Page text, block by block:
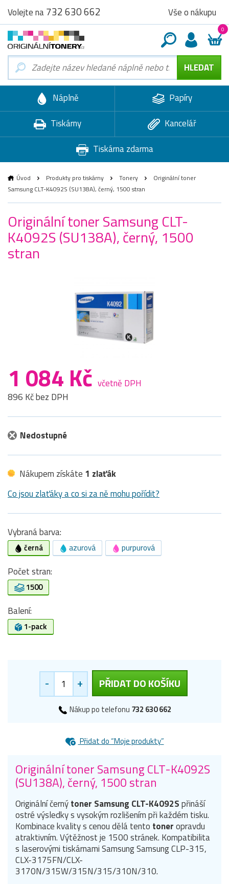
Volejte na732 630 662 Vše o nákupu
0
Náplně
Papíry
Tiskárny
Kancelář
Tiskárna zdarma
Úvod Produkty pro tiskárny Tonery
Originální toner
Samsung CLT-K4092S (SU138A), černý, 1500 stran
Originální toner Samsung CLT-
K4092S (SU138A), černý, 1500
stran
1 084 Kč včetně DPH
896 Kč bez DPH
Nedostupné
Nákupem získáte 1 zlaťák
Co jsou zlaťáky a co si za ně mohu pořídit?
Vybraná barva:
černá azurová purpurová
Počet stran:
1500
Balení:
1-pack
- + PŘIDAT DO KOŠÍKU
Nákup po telefonu 732 630 662
Přidat do “Moje produkty”
Originální toner Samsung CLT-K4092S
(SU138A), černý, 1500 stran
Originální černýtoner Samsung CLT-K4092Spřináší
ostré výsledky s vysokým rozlišením při každém tisku.
Kombinace kvality s cenou dělá tento toneropravdu
atraktivním. Výtěžnost je 1500 stránek. Kompatibilita
s laserovými tiskárnami Samsung Samsung CLP-315,
CLX-3175FN/CLX-
3170N/315W/315N/315/310N/310.